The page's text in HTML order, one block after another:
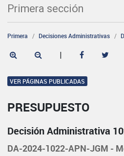
Primera sección
Primera Decisiones Administrativas
|
VER PÁGINAS PUBLICADAS
PRESUPUESTO
Decisión Administrativa
DA-2024-1022-APN-JGM -